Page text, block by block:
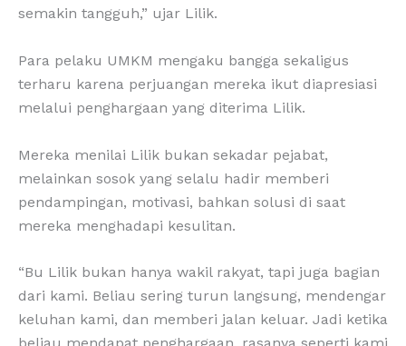
semakin tangguh,” ujar Lilik.
Para pelaku UMKM mengaku bangga sekaligus
terharu karena perjuangan mereka ikut diapresiasi
melalui penghargaan yang diterima Lilik.
Mereka menilai Lilik bukan sekadar pejabat,
melainkan sosok yang selalu hadir memberi
pendampingan, motivasi, bahkan solusi di saat
mereka menghadapi kesulitan.
“Bu Lilik bukan hanya wakil rakyat, tapi juga bagian
dari kami. Beliau sering turun langsung, mendengar
keluhan kami, dan memberi jalan keluar. Jadi ketika